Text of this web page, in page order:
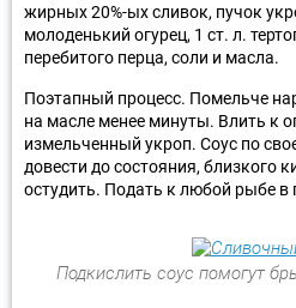
жирных 20%-ых сливок, пучок
молоденький огурец, 1 ст. л.
перебитого перца, соли и масла.
Поэтапный процесс. Помельче
на масле менее минуты. Влить к
измельченный укроп. Соус по
довести до состояния, близкого
остудить. Подать к любой рыбе в
Подкислить соус помогут